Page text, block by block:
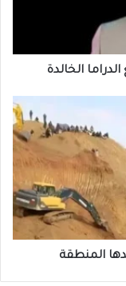
الخالدة
المنطقة